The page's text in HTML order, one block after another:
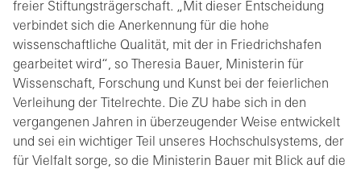
freier Stiftungsträgerschaft. „Mit dieser Entscheidung
verbindet sich die Anerkennung für die hohe
wissenschaftliche Qualität, mit der in Friedrichshafen
gearbeitet wird“, so Theresia Bauer, Ministerin für
Wissenschaft, Forschung und Kunst bei der feierlichen
Verleihung der Titelrechte. Die ZU habe sich in den
vergangenen Jahren in überzeugender Weise entwickelt
und sei ein wichtiger Teil unseres Hochschulsystems, der
für Vielfalt sorge, so die Ministerin Bauer mit Blick auf die